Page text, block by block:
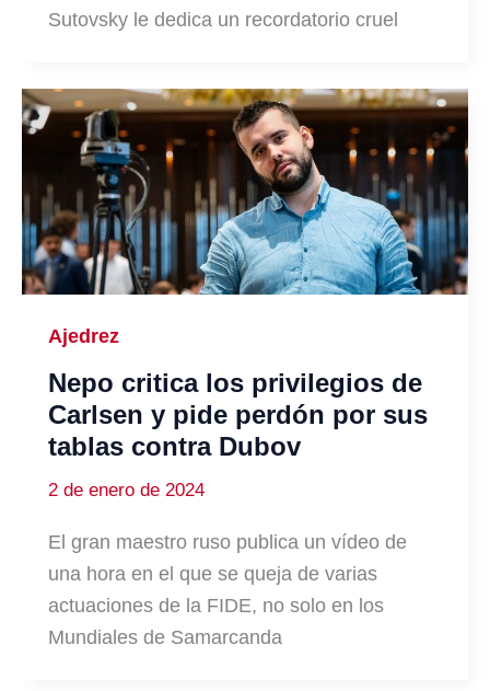
Sutovsky le dedica un recordatorio cruel
Ajedrez
Nepo critica los privilegios de
Carlsen y pide perdón por sus
tablas contra Dubov
2 de enero de 2024
El gran maestro ruso publica un vídeo de
una hora en el que se queja de varias
actuaciones de la FIDE, no solo en los
Mundiales de Samarcanda